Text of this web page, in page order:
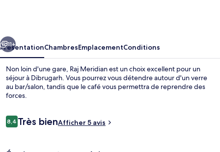
Suivant
11+
PrésentationChambresEmplacementConditions
Non loin d'une gare, Raj Meridian est un choix excellent pour un
séjour à Dibrugarh. Vous pourrez vous détendre autour d'un verre
au bar/salon, tandis que le café vous permettra de reprendre des
forces.
Avis
voyageurs
8,48,4 sur 10
Très bienAfficher 5 avis